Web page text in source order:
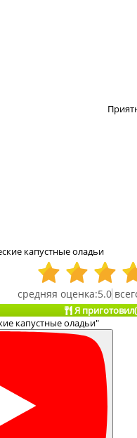
капустные оладьи
5.0
Я
капустные оладьи"